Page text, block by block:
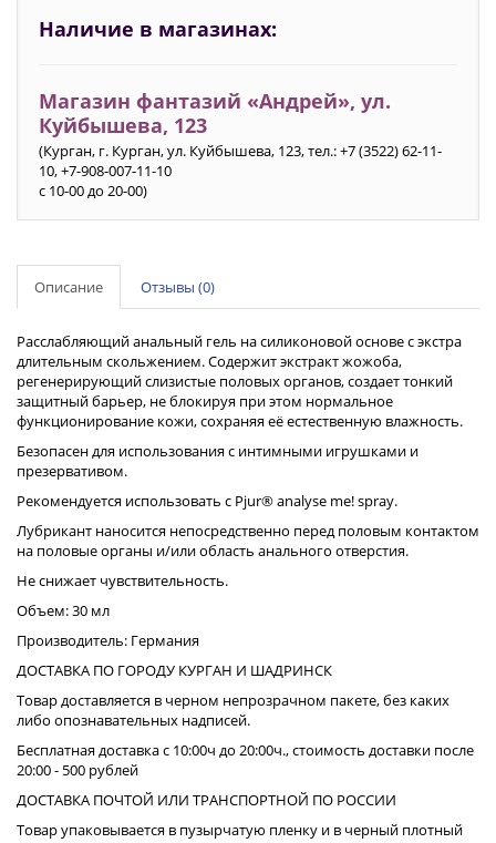
Наличие в магазинах:
Магазин фантазий «Андрей», ул.
Куйбышева, 123
(Курган, г. Курган, ул. Куйбышева, 123, тел.: +7 (3522) 62-11-
10, +7-908-007-11-10
с 10-00 до 20-00)
Описание Отзывы (0)
Расслабляющий анальный гель на силиконовой основе с экстра
длительным скольжением. Содержит экстракт жожоба,
регенерирующий слизистые половых органов, создает тонкий
защитный барьер, не блокируя при этом нормальное
функционирование кожи, сохраняя её естественную влажность.
Безопасен для использования с интимными игрушками и
презервативом.
Рекомендуется использовать с Pjur® analyse me! spray.
Лубрикант наносится непосредственно перед половым контактом
на половые органы и/или область анального отверстия.
Не снижает чувствительность.
Объем: 30 мл
Производитель: Германия
ДОСТАВКА ПО ГОРОДУ КУРГАН И ШАДРИНСК
Товар доставляется в черном непрозрачном пакете, без каких
либо опознавательных надписей.
Бесплатная доставка с 10:00ч до 20:00ч., стоимость доставки после
20:00 - 500 рублей
ДОСТАВКА ПОЧТОЙ ИЛИ ТРАНСПОРТНОЙ ПО РОССИИ
Товар упаковывается в пузырчатую пленку и в черный плотный